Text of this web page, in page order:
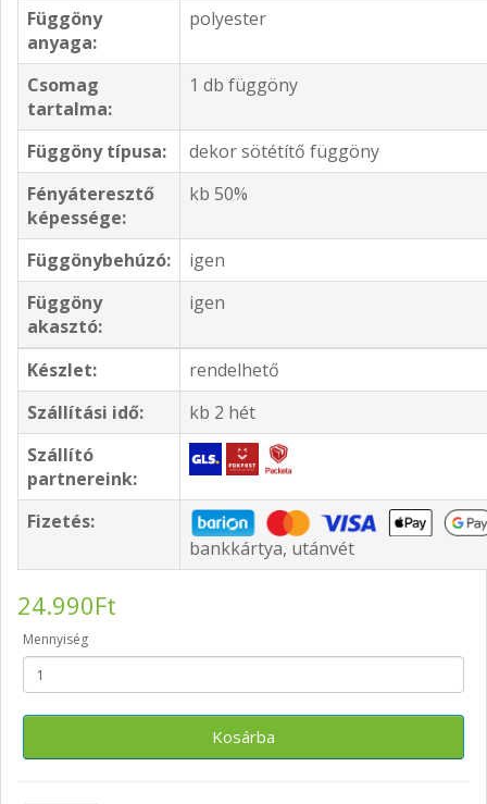
Függöny
anyaga:
polyester
Csomag
tartalma:
1 db függöny
Függöny típusa:
dekor sötétítő függöny
Fényáteresztő
képessége:
kb 50%
Függönybehúzó:
igen
Függöny
akasztó:
igen
Készlet:
rendelhető
Szállítási idő:
kb 2 hét
Szállító
partnereink:
Fizetés:
bankkártya, utánvét
24.990Ft
Mennyiség
Kosárba